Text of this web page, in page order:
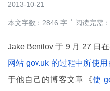
2013-10-21
本文字数：2846 字 阅读完需
Jake Benilov 于 9 月 27 日
网站 gov.uk 的过程中所使
于他自己的博客文章《使